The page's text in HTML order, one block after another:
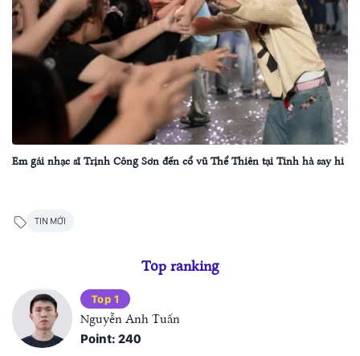
Em gái nhạc sĩ Trịnh Công Sơn đến cổ vũ Thể Thiên tại Tinh hà say hi
TIN MỚI
Top ranking
Top 1
Nguyễn Anh Tuấn
Point: 240